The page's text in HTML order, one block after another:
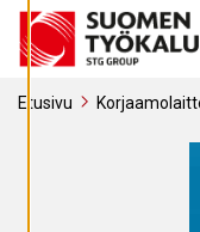
S
E
T
U
S
I
Siirry sisältöön
Etusivu